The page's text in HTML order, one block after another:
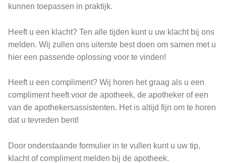
kunnen toepassen in praktijk.
Heeft u een klacht? Ten alle tijden kunt u uw klacht bij ons
melden. Wij zullen ons uiterste best doen om samen met u
hier een passende oplossing voor te vinden!
Heeft u een compliment? Wij horen het graag als u een
compliment heeft voor de apotheek, de apotheker of een
van de apothekersassistenten. Het is altijd fijn om te horen
dat u tevreden bent!
Door onderstaande formulier in te vullen kunt u uw tip,
klacht of compliment melden bij de apotheek.